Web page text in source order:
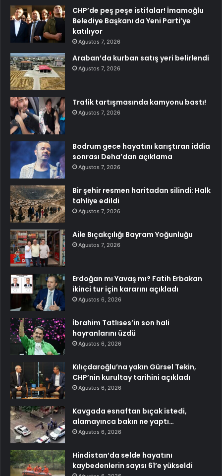
CHP’de peş peşe istifalar! İmamoğlu
Belediye Başkanı da Yeni Parti’ye
katılıyor
Ağustos 7, 2026
Araban’da kurban satış yeri belirlendi
Ağustos 7, 2026
Trafik tartışmasında kamyonu bastı!
Ağustos 7, 2026
Bodrum gece hayatını karıştıran iddia
sonrası Deha’dan açıklama
Ağustos 7, 2026
Bir şehir resmen haritadan silindi: Halk
tahliye edildi
Ağustos 7, 2026
Aile Bıçakçılığı Bayram Yoğunluğu
Ağustos 7, 2026
Erdoğan mı Yavaş mı? Fatih Erbakan
ikinci tur için kararını açıkladı
Ağustos 6, 2026
İbrahim Tatlıses’in son hali
hayranlarını üzdü
Ağustos 6, 2026
Kılıçdaroğlu’na yakın Gürsel Tekin,
CHP’nin kurultay tarihini açıkladı
Ağustos 6, 2026
Kavgada esnaftan bıçak istedi,
alamayınca bakın ne yaptı…
Ağustos 6, 2026
Hindistan’da selde hayatını
kaybedenlerin sayısı 61’e yükseldi